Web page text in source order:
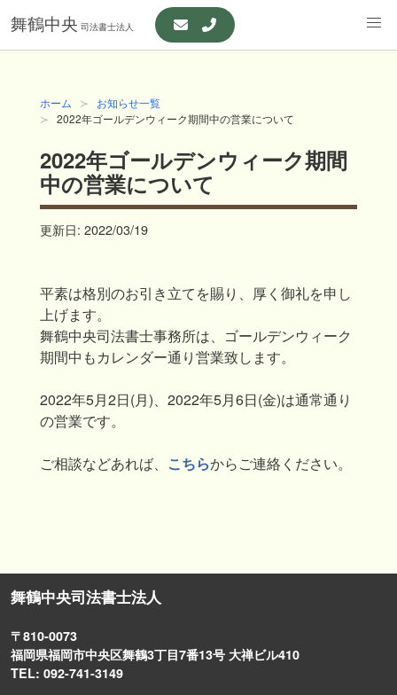
舞鶴中央 司法書士法人
ホーム
お知らせ一覧
2022年ゴールデンウィーク期間中の営業について
2022年ゴールデンウィーク期間
中の営業について
更新日: 2022/03/19
平素は格別のお引き立てを賜り、厚く御礼を申し
上げます。
舞鶴中央司法書士事務所は、ゴールデンウィーク
期間中もカレンダー通り営業致します。
2022年5月2日(月)、2022年5月6日(金)は通常通り
の営業です。
ご相談などあれば、 こちらからご連絡ください。
舞鶴中央司法書士法人
〒810-0073
福岡県福岡市中央区舞鶴3丁目7番13号 大禅ビル410
TEL: 092-741-3149